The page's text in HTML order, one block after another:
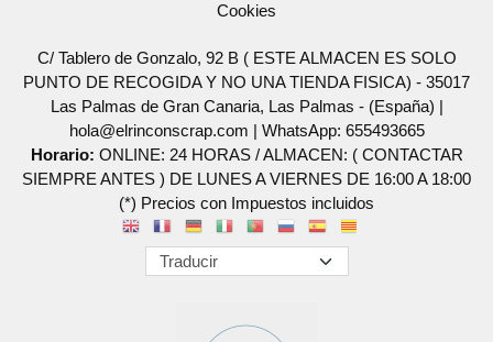
Cookies
C/ Tablero de Gonzalo, 92 B ( ESTE ALMACEN ES SOLO
PUNTO DE RECOGIDA Y NO UNA TIENDA FISICA) - 35017
Las Palmas de Gran Canaria, Las Palmas - (España) |
hola@elrinconscrap.com | WhatsApp: 655493665
Horario: ONLINE: 24 HORAS / ALMACEN: ( CONTACTAR
SIEMPRE ANTES ) DE LUNES A VIERNES DE 16:00 A 18:00
(*) Precios con Impuestos incluidos